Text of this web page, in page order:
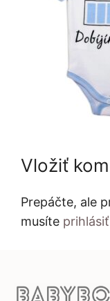
Vložiť
Prepáčte, ale
musíte prihlásiť